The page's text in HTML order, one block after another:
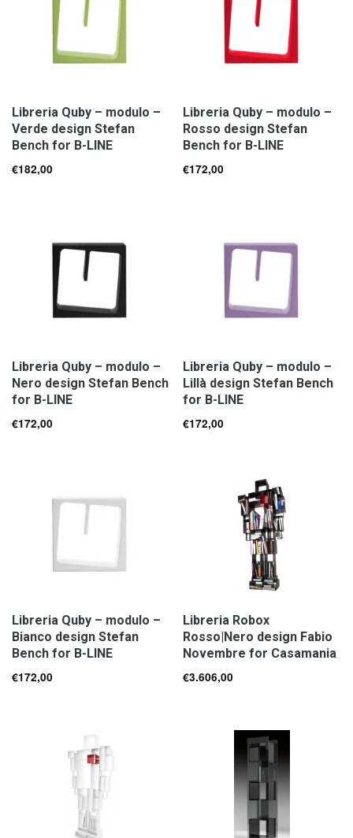
Libreria Quby – modulo –
Verde design Stefan
Bench for B-LINE
€182,00
Libreria Quby – modulo –
Rosso design Stefan
Bench for B-LINE
€172,00
Libreria Quby – modulo –
Nero design Stefan Bench
for B-LINE
€172,00
Libreria Quby – modulo –
Lillà design Stefan Bench
for B-LINE
€172,00
Libreria Quby – modulo –
Bianco design Stefan
Bench for B-LINE
€172,00
Libreria Robox
Rosso|Nero design Fabio
Novembre for Casamania
€3.606,00